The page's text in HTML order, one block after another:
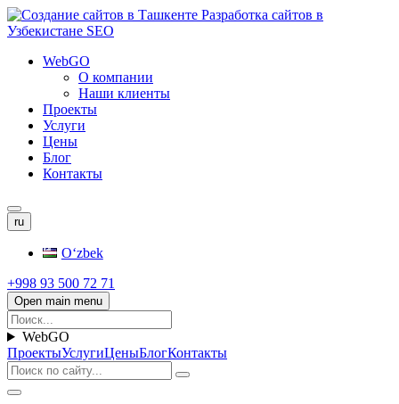
WebGO
О компании
Наши клиенты
Проекты
Услуги
Цены
Блог
Контакты
ru
Oʻzbek
+998 93 500 72 71
Open main menu
WebGO
ПроектыУслугиЦеныБлогКонтакты